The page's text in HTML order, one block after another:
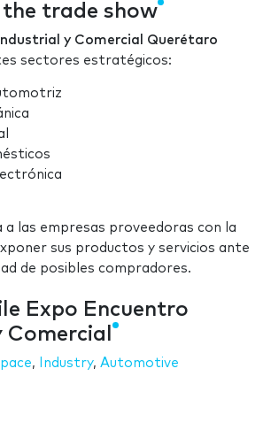
trade show
y Comercial Querétaro
sectores estratégicos:
a las empresas proveedoras con la
sus productos y servicios ante
de posibles compradores.
Expo Encuentro
Comercial
, Industry, Automotive